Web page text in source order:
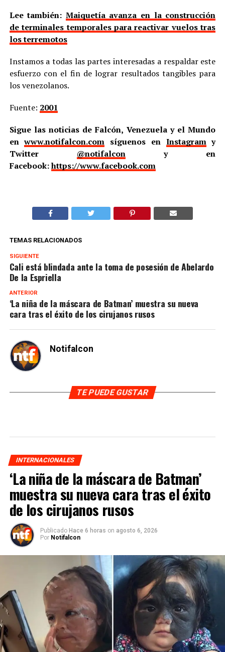
Lee también: Maiquetía avanza en la construcción
de terminales temporales para reactivar vuelos tras
los terremotos
Instamos a todas las partes interesadas a respaldar este
esfuerzo con el fin de lograr resultados tangibles para
los venezolanos.
Fuente: 2001
Sigue las noticias de Falcón, Venezuela y el Mundo
enwww.notifalcon.com síguenos en Instagramy
Twitter @notifalcony en
Facebook:https://www.facebook.com
TEMAS RELACIONADOS
SIGUIENTE
Cali está blindada ante la toma de posesión de Abelardo
De la Espriella
ANTERIOR
‘La niña de la máscara de Batman’ muestra su nueva
cara tras el éxito de los cirujanos rusos
Notifalcon
TE PUEDE GUSTAR
INTERNACIONALES
‘La niña de la máscara de Batman’
muestra su nueva cara tras el éxito
de los cirujanos rusos
Publicado Hace 6 horas on agosto 6, 2026
Por Notifalcon